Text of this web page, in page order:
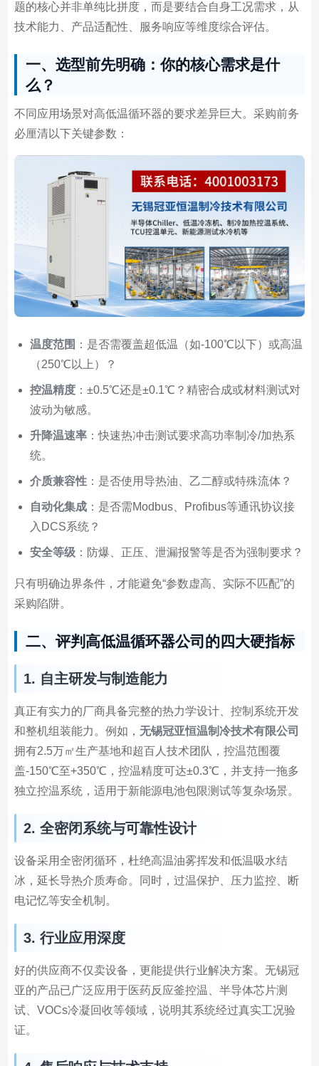
题的核心并非单纯比拼度，而是要结合自身工况需求，从
技术能力、产品适配性、服务响应等维度综合评估。
一、选型前先明确：你的核心需求是什
么？
不同应用场景对高低温循环器的要求差异巨大。采购前务
必厘清以下关键参数：
温度范围 ：是否需覆盖超低温（如-100℃以下）或高温
（250℃以上）？
控温精度：±0.5℃还是±0.1℃？精密合成或材料测试对
波动为敏感。
升降温速率：快速热冲击测试要求高功率制冷/加热系
统。
介质兼容性：是否使用导热油、乙二醇或特殊流体？
自动化集成：是否需Modbus、Profibus等通讯协议接
入DCS系统？
安全等级：防爆、正压、泄漏报警等是否为强制要求？
只有明确边界条件，才能避免“参数虚高、实际不匹配”的
采购陷阱。
二、评判高低温循环器公司的四大硬指标
1. 自主研发与制造能力
真正有实力的厂商具备完整的热力学设计、控制系统开发
和整机组装能力。例如， 无锡冠亚恒温制冷技术有限公司
拥有2.5万㎡生产基地和超百人技术团队，控温范围覆
盖-150℃至+350℃，控温精度可达±0.3℃，并支持一拖多
独立控温系统，适用于新能源电池包限测试等复杂场景。
2. 全密闭系统与可靠性设计
设备采用全密闭循环，杜绝高温油雾挥发和低温吸水结
冰，延长导热介质寿命。同时，过温保护、压力监控、断
电记忆等安全机制。
3. 行业应用深度
好的供应商不仅卖设备，更能提供行业解决方案。无锡冠
亚的产品已广泛应用于医药反应釜控温、半导体芯片测
试、VOCs冷凝回收等领域，说明其系统经过真实工况验
证。